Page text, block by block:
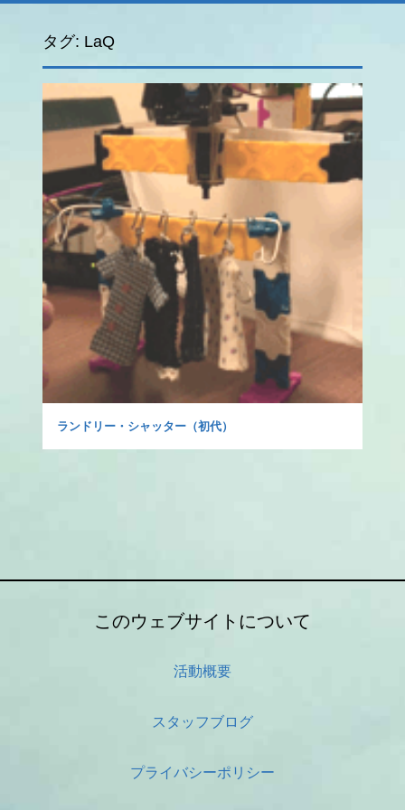
タグ: LaQ
ランドリー・シャッター（初代）
このウェブサイトについて
活動概要
スタッフブログ
プライバシーポリシー